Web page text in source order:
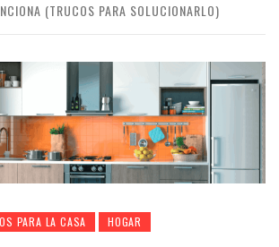
(TRUCOS PARA SOLUCIONARLO)
PARA LA CASA HOGAR